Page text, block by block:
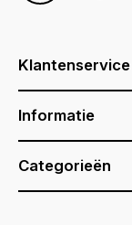
Klantenservice
Informatie
Categorieën